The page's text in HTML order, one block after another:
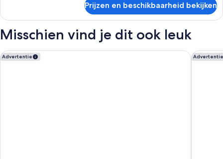
suite,
tweepersoonsbed
Prijzen en beschikbaarheid bekijken
Misschien vind je dit ook leuk
Advertentie
Andaman Beach Hotel Phuket - Handwritten Collection by
Advertentie
TRIBE